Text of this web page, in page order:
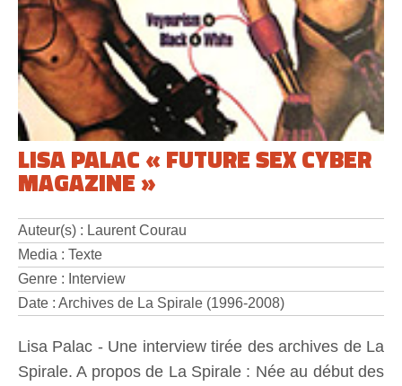
LISA PALAC « FUTURE SEX CYBER
MAGAZINE »
Auteur(s) : Laurent Courau
Media : Texte
Genre : Interview
Date : Archives de La Spirale (1996-2008)
Lisa Palac - Une interview tirée des archives de La
Spirale. A propos de La Spirale : Née au début des